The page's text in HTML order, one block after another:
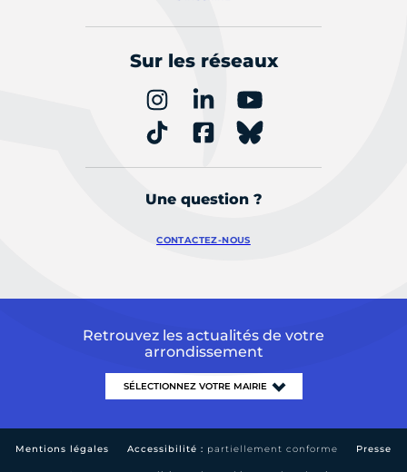
Sur les réseaux
Une question ?
CONTACTEZ-NOUS
Retrouvez les actualités de votre
arrondissement
Mentions légales Accessibilité : partiellement conforme Presse